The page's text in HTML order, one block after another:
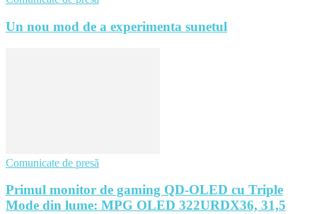
Un nou mod de a experimenta sunetul
Comunicate de presă
Primul monitor de gaming QD-OLED cu Triple
Mode din lume: MPG OLED 322URDX36, 31,5